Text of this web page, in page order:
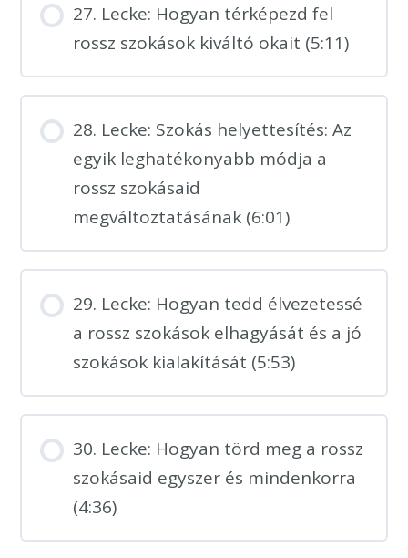
27. Lecke: Hogyan térképezd fel
rossz szokások kiváltó okait (5:11)
28. Lecke: Szokás helyettesítés: Az
egyik leghatékonyabb módja a
rossz szokásaid
megváltoztatásának (6:01)
29. Lecke: Hogyan tedd élvezetessé
a rossz szokások elhagyását és a jó
szokások kialakítását (5:53)
30. Lecke: Hogyan törd meg a rossz
szokásaid egyszer és mindenkorra
(4:36)